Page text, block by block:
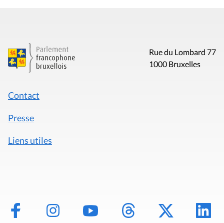
Rue du Lombard 77
1000 Bruxelles
Contact
Presse
Liens utiles